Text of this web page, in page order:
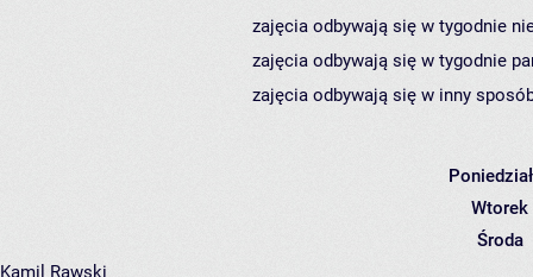
zajęcia odbywają się w tygodnie
zajęcia odbywają się w tygodnie
zajęcia odbywają się w inny
Wtorek
Środa
Kamil Rawski